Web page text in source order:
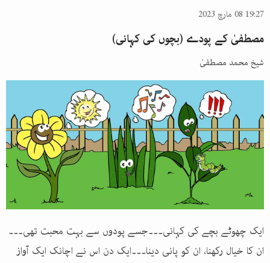
19:27 08 مارچ 2023
مصطفیٰ کے پودے (بچوں کی کہانی)
شیخ محمد مصطفیٰ
ایک چھوٹے بچے کی کہانی۔۔۔جسے پودوں سے بہت محبت تھی۔۔۔
ان کا خیال رکھنا، ان کو پانی دینا۔۔۔ایک دن اس نے اچانک ایک آواز